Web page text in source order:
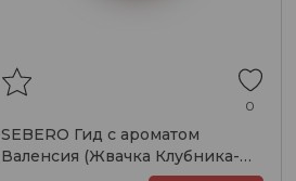
0
SEBERO Гид с ароматом
Валенсия (Жвачка Клубника-